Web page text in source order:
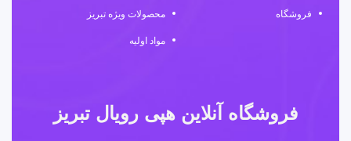
فروشگاه محصولات ویژه تبریز
مواد اولیه
فروشگاه آنلاین هپی رویال تبریز